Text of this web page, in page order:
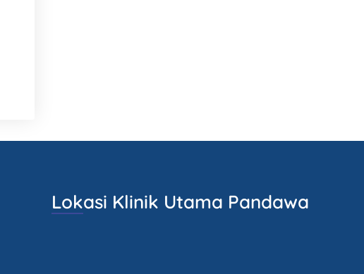
Lokasi Klinik Utama Pandawa